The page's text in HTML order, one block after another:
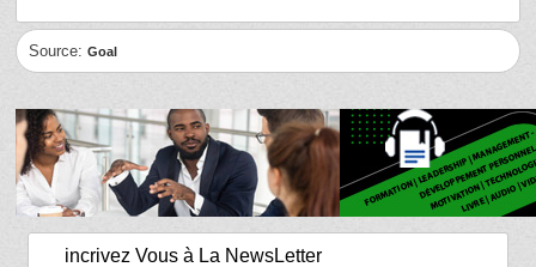
Source:Goal
incrivez Vous à La NewsLetter